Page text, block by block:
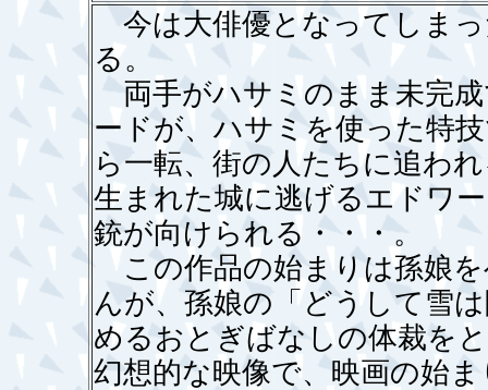
今は大俳優となってしま
る。
両手がハサミのまま未完
ードが、ハサミを使った特
ら一転、街の人たちに追わ
生まれた城に逃げるエドワ
銃が向けられる・・・。
この作品の始まりは孫娘
んが、孫娘の「どうして雪
めるおとぎばなしの体裁を
幻想的な映像で、映画の始